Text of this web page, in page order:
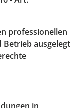
professionellen
Betrieb ausgelegt